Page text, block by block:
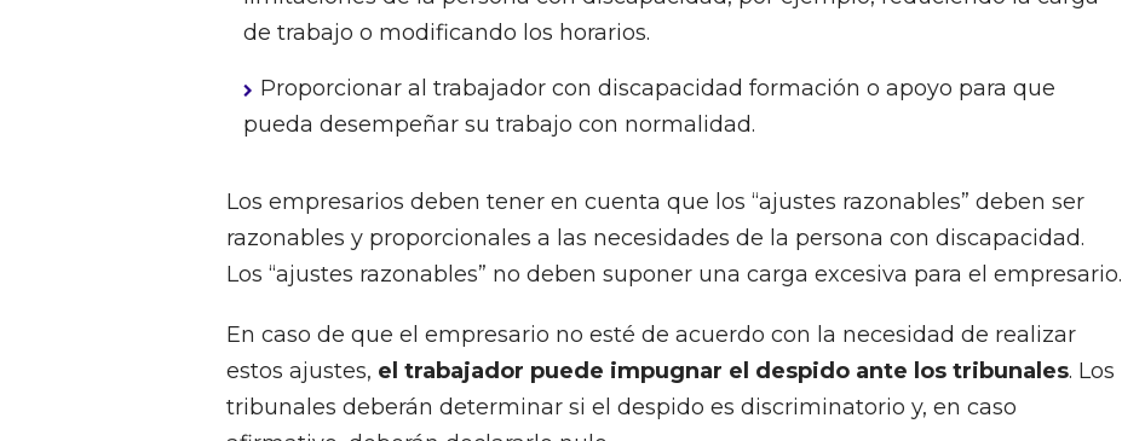
de trabajo o modificando los horarios.
Proporcionar al trabajador con discapacidad formación o apoyo para que
pueda desempeñar su trabajo con normalidad.
Los empresarios deben tener en cuenta que los “ajustes razonables” deben ser
razonables y proporcionales a las necesidades de la persona con discapacidad.
Los “ajustes razonables” no deben suponer una carga excesiva para el empresario.
En caso de que el empresario no esté de acuerdo con la necesidad de realizar
estos ajustes, el trabajador puede impugnar el despido ante los tribunales. Los
tribunales deberán determinar si el despido es discriminatorio y, en caso